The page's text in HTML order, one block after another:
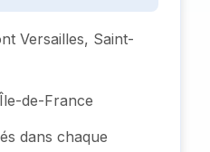
Versailles, Saint-
de-France
dans chaque